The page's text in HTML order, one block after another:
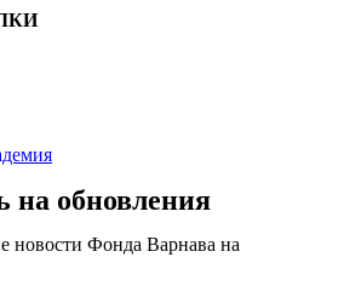
на обновления
новости Фонда Варнава на